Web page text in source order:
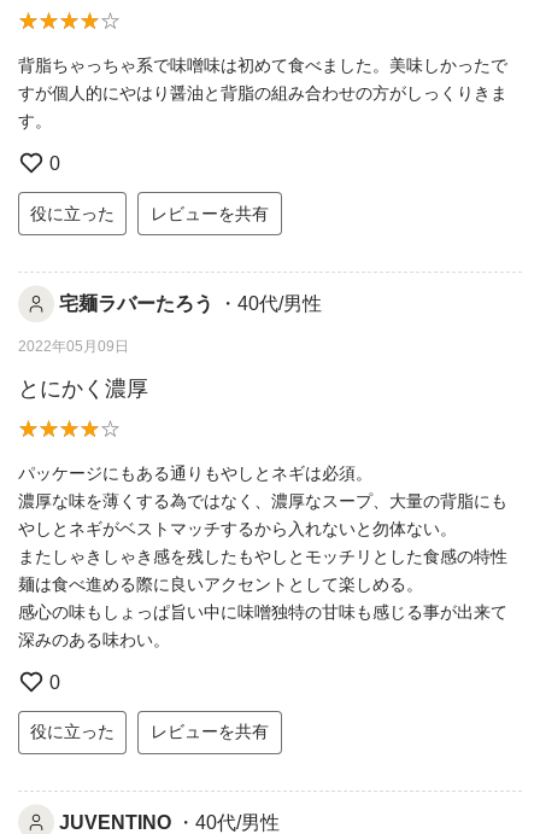
背脂ちゃっちゃ系で味噌味は初めて食べました。美味しかったで
すが個人的にやはり醤油と背脂の組み合わせの方がしっくりきま
す。
0
役に立った レビューを共有
宅麺ラバーたろう ・40代/男性
2022年05月09日
とにかく濃厚
パッケージにもある通りもやしとネギは必須。
濃厚な味を薄くする為ではなく、濃厚なスープ、大量の背脂にも
やしとネギがベストマッチするから入れないと勿体ない。
またしゃきしゃき感を残したもやしとモッチリとした食感の特性
麺は食べ進める際に良いアクセントとして楽しめる。
感心の味もしょっぱ旨い中に味噌独特の甘味も感じる事が出来て
深みのある味わい。
0
役に立った レビューを共有
JUVENTINO ・40代/男性